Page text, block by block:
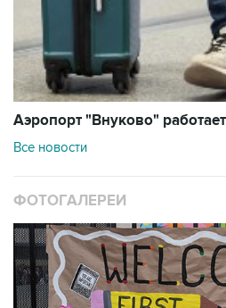
Аэропорт "Внуково"
Все новости
ФОТОГАЛЕРЕИ